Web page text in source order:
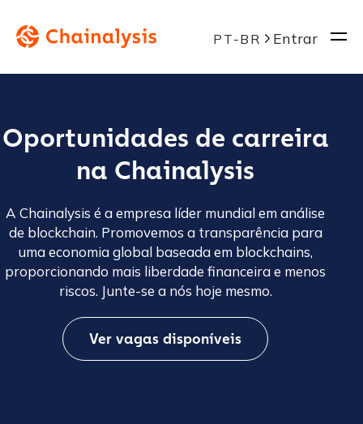
PT-BR Entrar
Oportunidades de carreira
na Chainalysis
A Chainalysis é a empresa líder mundial em análise
de blockchain. Promovemos a transparência para
uma economia global baseada em blockchains,
proporcionando mais liberdade financeira e menos
riscos. Junte-se a nós hoje mesmo.
Ver vagas disponíveis